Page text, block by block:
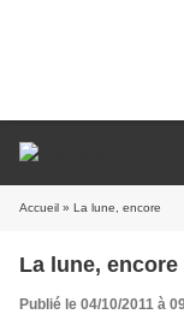
Accueil » La lune, encore
La lune, encore
Publié le 04/10/2011 à